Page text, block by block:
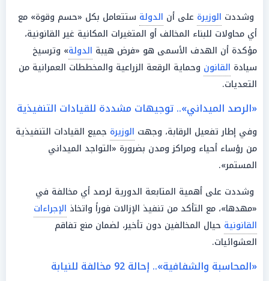
وشددت الوزيرة على أن الدولة ستتعامل بكل «حسم وقوة» مع
أي محاولات للبناء المخالف أو المتغيرات المكانية غير القانونية،
مؤكدة أن الهدف الأسمى هو «فرض هيبة الدولة» وترسيخ
سيادة القانون وحماية الرقعة الزراعية والمخططات العمرانية من
التعديات.
«الرصد الميداني».. توجيهات مشددة للقيادات التنفيذية
وفي إطار تفعيل الرقابة، وجهت الوزيرة جميع القيادات التنفيذية
من رؤساء أحياء ومراكز ومدن بضرورة «التواجد الميداني
المستمر».
وشددت على أهمية المتابعة الدورية لرصد أي مخالفة في
«مهدها»، مع التأكد من تنفيذ الإزالات فوراً واتخاذ الإجراءات
القانونية حيال المخالفين دون تأخير، لضمان منع تفاقم
العشوائيات.
«المحاسبة والشفافية».. إحالة 92 مخالفة للنيابة